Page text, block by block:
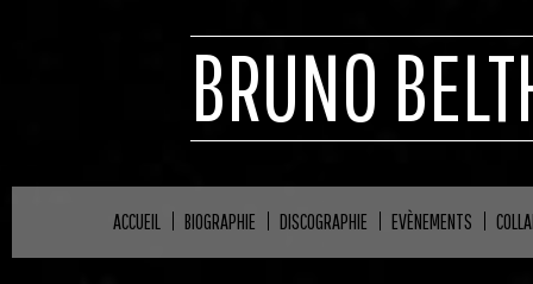
BRUNO
ACCUEIL BIOGRAPHIE DISCOGRAPHIE EVÈNEMENTS